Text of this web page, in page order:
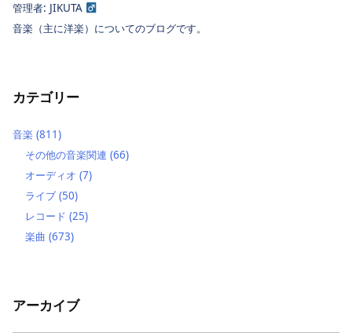
管理者: JIKUTA
音楽（主に洋楽）についてのブログです。
カテゴリー
音楽 (811)
その他の音楽関連 (66)
オーディオ (7)
ライブ (50)
レコード (25)
楽曲 (673)
アーカイブ